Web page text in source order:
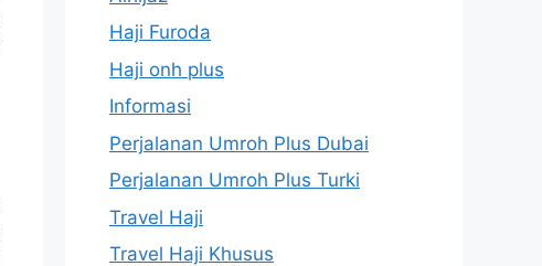
Haji Furoda
Haji onh plus
Informasi
Perjalanan Umroh Plus Dubai
Perjalanan Umroh Plus Turki
Travel Haji
Travel Haji Khusus